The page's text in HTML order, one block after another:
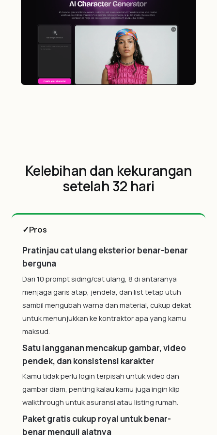
Kelebihan dan kekurangan
setelah 32 hari
✓Pros
Pratinjau cat ulang eksterior benar-benar
berguna
Dari 10 prompt siding/cat ulang, 8 di antaranya
menjaga garis atap, jendela, dan list tetap utuh
sambil mengubah warna dan material, cukup dekat
untuk menunjukkan ke kontraktor apa yang kamu
maksud.
Satu langganan mencakup gambar, video
pendek, dan konsistensi karakter
Kamu tidak perlu login terpisah untuk video dan
gambar diam, penting kalau kamu juga ingin klip
walkthrough untuk asuransi atau listing rumah.
Paket gratis cukup royal untuk benar-
benar menguji alatnya